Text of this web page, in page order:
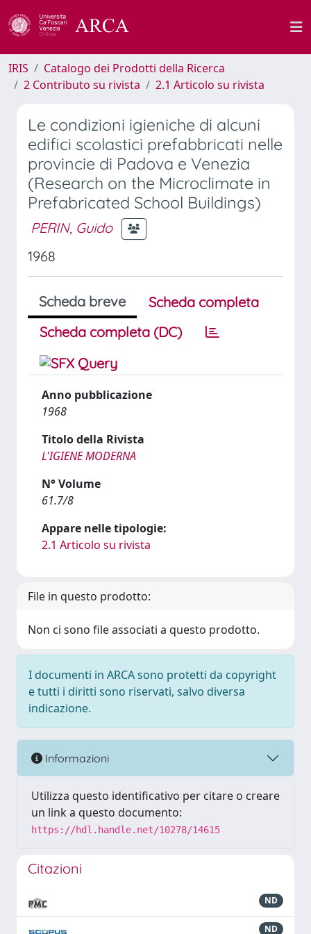
IRIS
Catalogo dei Prodotti della Ricerca
2 Contributo su rivista
2.1 Articolo su rivista
Le condizioni igieniche di alcuni
edifici scolastici prefabbricati nelle
provincie di Padova e Venezia
(Research on the Microclimate in
Prefabricated School Buildings)
PERIN, Guido
1968
Scheda breve
Scheda completa
Scheda completa (DC)
Anno pubblicazione
1968
Titolo della Rivista
L'IGIENE MODERNA
N° Volume
61.7/8
Appare nelle tipologie:
2.1 Articolo su rivista
File in questo prodotto:
Non ci sono file associati a questo prodotto.
I documenti in ARCA sono protetti da copyright
e tutti i diritti sono riservati, salvo diversa
indicazione.
Informazioni
Utilizza questo identificativo per citare o creare
un link a questo documento:
https://hdl.handle.net/10278/14615
Citazioni
ND
ND